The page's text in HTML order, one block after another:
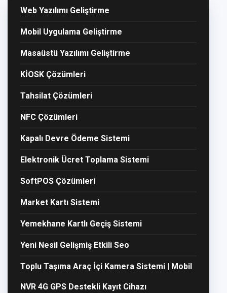
Web Yazılımı Geliştirme
Mobil Uygulama Geliştirme
Masaüstü Yazılımı Geliştirme
KİOSK Çözümleri
Tahsilat Çözümleri
NFC Çözümleri
Kapalı Devre Ödeme Sistemi
Elektronik Ücret Toplama Sistemi
SoftPOS Çözümleri
Market Kartı Sistemi
Yemekhane Kartlı Geçiş Sistemi
Yeni Nesil Gelişmiş Etkili Seo
Toplu Taşıma Araç İçi Kamera Sistemi | Mobil
NVR 4G GPS Destekli Kayıt Cihazı